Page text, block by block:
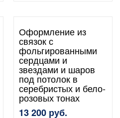
Оформление из
связок с
фольгированными
сердцами и
звездами и шаров
под потолок в
серебристых и бело-
розовых тонах
13 200 руб.